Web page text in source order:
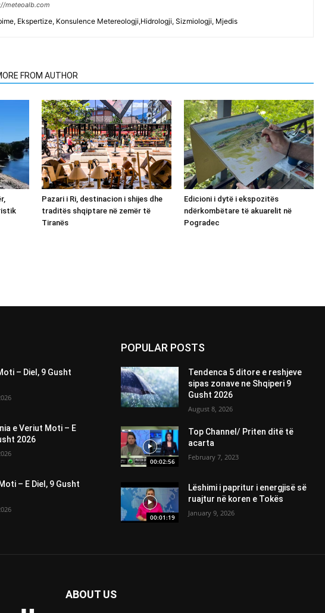
meteoalb.com
Ekspertize, Konsulence Metereologji,Hidrologji, Sizmiologji, Mjedis
FROM AUTHOR
Pazari i Ri, destinacion i shijes dhe
traditës shqiptare në zemër të
Tiranës
Edicioni i dytë i ekspozitës
ndërkombëtare të akuarelit në
Pogradec
– Diel, 9 Gusht
e Veriut Moti – E
2026
– E Diel, 9 Gusht
POPULAR POSTS
Tendenca 5 ditore e reshjeve
sipas zonave ne Shqiperi 9
Gusht 2026
August 8, 2026
00:02:56
Top Channel/ Priten ditë të
acarta
February 7, 2023
00:01:19
Lëshimi i papritur i energjisë së
ruajtur në koren e Tokës
January 9, 2026
ABOUT US